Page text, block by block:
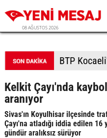
08 AĞUSTOS 2026
Kelkit Çayı'nda
aranıyor
Sivas'ın Koyulhisar ilçesinde
Çayı'na atladığı iddia edilen 16
gündür aralıksız sürüyor